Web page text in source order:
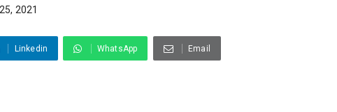
2021
Linkedin WhatsApp Email